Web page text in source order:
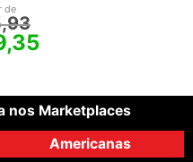
de
nos Marketplaces
Americanas